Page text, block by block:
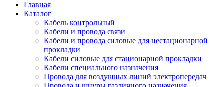
Главная
Каталог
Кабель контрольный
Кабели и провода связи
Кабели и провода силовые для нестационарной
прокладки
Кабели силовые для стационарной прокладки
Кабели специального назначения
Провода для воздушных линий электропередач
Провода и шнуры различного назначения